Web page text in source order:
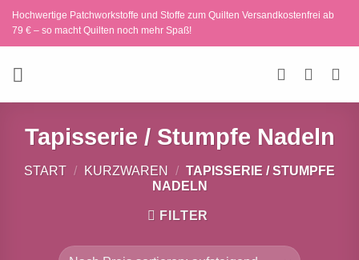
Zum
Inhalt
springen
Hochwertige Patchworkstoffe und Stoffe zum Quilten Versandkostenfrei ab
79 € – so macht Quilten noch mehr Spaß!
Tapisserie / Stumpfe Nadeln
START / KURZWAREN / TAPISSERIE / STUMPFE
NADELN
FILTER